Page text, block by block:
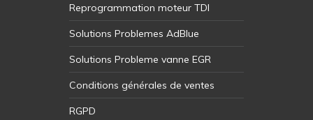
Reprogrammation moteur TDI
Solutions Problemes AdBlue
Solutions Probleme vanne EGR
Conditions générales de ventes
RGPD